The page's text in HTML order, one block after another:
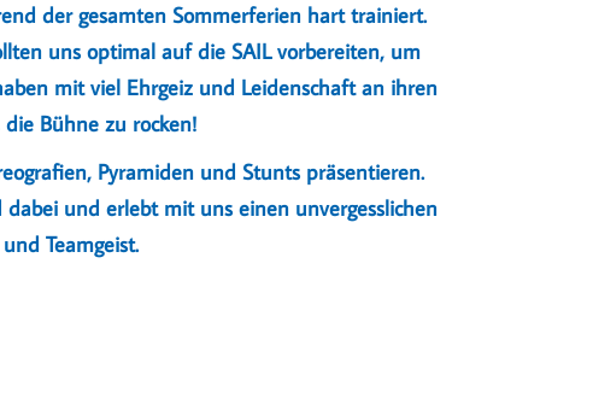
der gesamten Sommerferien hart trainiert.
uns optimal auf die SAIL vorbereiten, um
mit viel Ehrgeiz und Leidenschaft an ihren
Bühne zu rocken!
Pyramiden und Stunts präsentieren.
und erlebt mit uns einen unvergesslichen
Teamgeist.